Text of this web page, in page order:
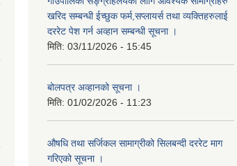
खरिद सम्बन्धी ईच्छुक फर्म,सप्लायर्स तथा व्यक्तिहरुलाई
दररेट पेश गर्न अव्हान सम्बन्धी सूचना ।
मिति: 03/11/2026 - 15:45
बोलपत्र अव्हानको सूचना ।
मिति: 01/02/2026 - 11:23
औषधि तथा सर्जिकल सामाग्रीको सिलबन्दी दररेट माग
गरिएको सूचना ।